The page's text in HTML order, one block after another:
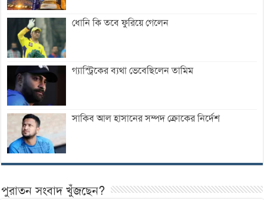
ধোনি কি তবে ফুরিয়ে গেলেন
গ্যাস্ট্রিকের ব্যথা ভেবেছিলেন তামিম
সাকিব আল হাসানের সম্পদ ক্রোকের নির্দেশ
পুরাতন সংবাদ খুঁজছেন?